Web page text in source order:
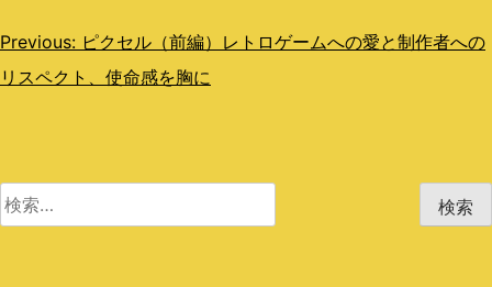
投
稿
ゲ
Previous: ピクセル（前編）レトロゲームへの愛と制作者への
リスペクト、使命感を胸に
検